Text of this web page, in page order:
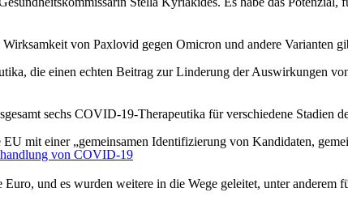
von Paxlovid gegen Omicron und andere Varianten
die einen echten Beitrag zur Linderung der Auswirkungen
sechs COVID-19-Therapeutika für verschiedene Stadien
von COVID-19
mit einer „gemeinsamen Identifizierung von Kandidaten,
und es wurden weitere in die Wege geleitet, unter anderem